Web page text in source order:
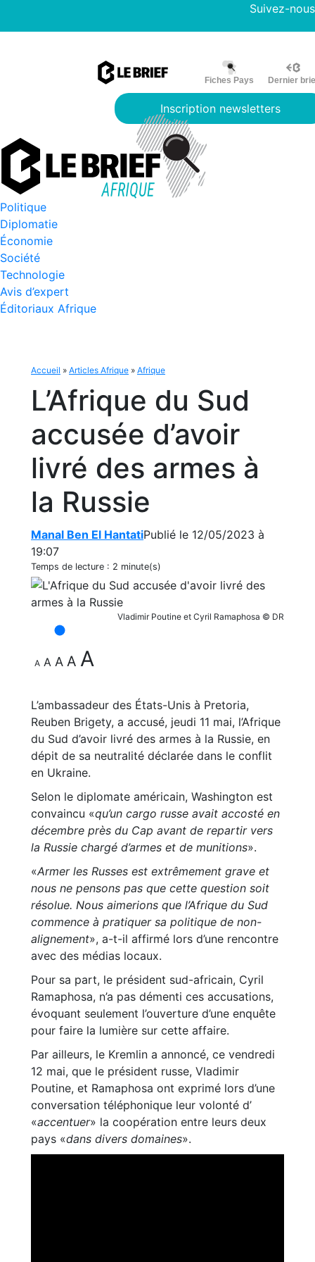
Suivez-nous
Fiches Pays Dernier
Inscription newsletters
Politique
Diplomatie
Économie
Société
Technologie
Avis d’expert
Éditoriaux Afrique
Accueil » Articles Afrique » Afrique
L’Afrique du Sud
accusée d’avoir
livré des armes à
la Russie
Manal Ben El HantatiPublié le 12/05/2023 à
19:07
Temps de lecture : 2 minute(s)
Vladimir Poutine et Cyril Ramaphosa © DR
A A A A A
L’ambassadeur des États-Unis à Pretoria,
Reuben Brigety, a accusé, jeudi 11 mai, l’Afrique
du Sud d’avoir livré des armes à la Russie, en
dépit de sa neutralité déclarée dans le conflit
en Ukraine.
Selon le diplomate américain, Washington est
convaincu «qu’un cargo russe avait accosté en
décembre près du Cap avant de repartir vers
la Russie chargé d’armes et de munitions».
«Armer les Russes est extrêmement grave et
nous ne pensons pas que cette question soit
résolue. Nous aimerions que l’Afrique du Sud
commence à pratiquer sa politique de non-
alignement», a-t-il affirmé lors d’une rencontre
avec des médias locaux.
Pour sa part, le président sud-africain, Cyril
Ramaphosa, n’a pas démenti ces accusations,
évoquant seulement l’ouverture d’une enquête
pour faire la lumière sur cette affaire.
Par ailleurs, le Kremlin a annoncé, ce vendredi
12 mai, que le président russe, Vladimir
Poutine, et Ramaphosa ont exprimé lors d’une
conversation téléphonique leur volonté d’
«accentuer» la coopération entre leurs deux
pays «dans divers domaines».